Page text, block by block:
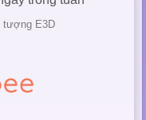
tượng E3D